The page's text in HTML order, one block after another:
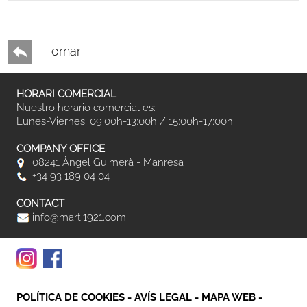
Tornar
HORARI COMERCIAL
Nuestro horario comercial es:
Lunes-Viernes: 09:00h-13:00h / 15:00h-17:00h
COMPANY OFFICE
08241 Àngel Guimerà - Manresa
+34 93 189 04 04
CONTACT
info@marti1921.com
POLÍTICA DE COOKIES - AVÍS LEGAL - MAPA WEB -